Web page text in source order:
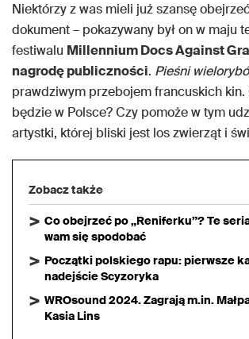
Niektórzy z was mieli już szansę
dokument – pokazywany był on w maju
festiwalu Millennium Docs Against
nagrodę publiczności. Pieśni
prawdziwym przebojem francuskich kin.
będzie w Polsce? Czy pomoże w tym
artystki, której bliski jest los zwierząt i
Zobacz także
Co obejrzeć po „Reniferku”? Te
wam się spodobać
Początki polskiego rapu: pierwsze
nadejście Scyzoryka
WROsound 2024. Zagrają m.in.
Kasia Lins